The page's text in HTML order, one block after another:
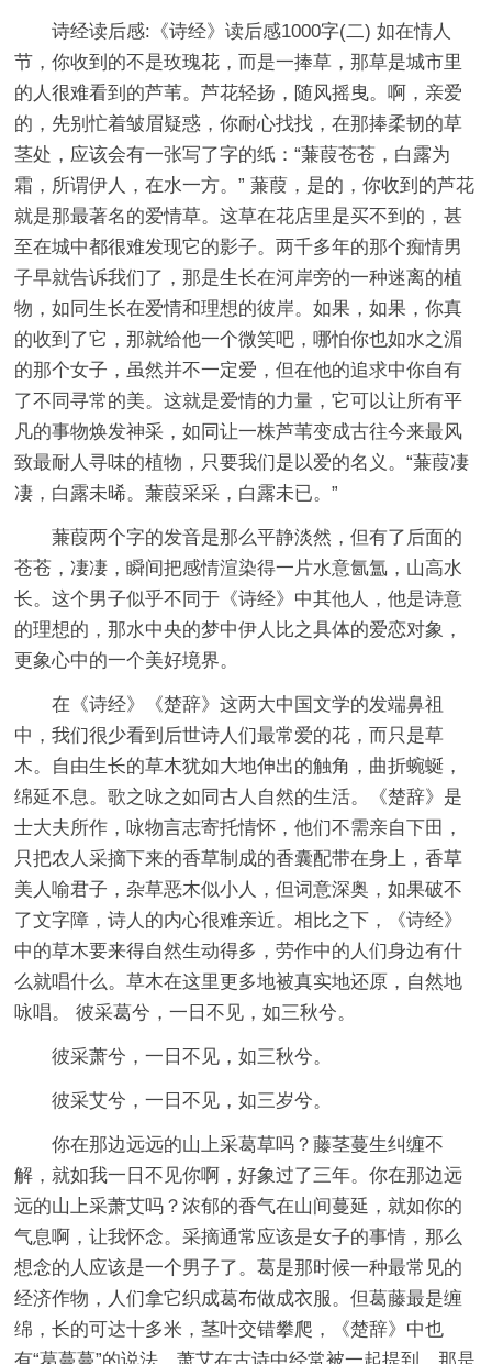
诗经读后感:《诗经》读后感1000字(二) 如在情人
节，你收到的不是玫瑰花，而是一捧草，那草是城市里
的人很难看到的芦苇。芦花轻扬，随风摇曳。啊，亲爱
的，先别忙着皱眉疑惑，你耐心找找，在那捧柔韧的草
茎处，应该会有一张写了字的纸：“蒹葭苍苍，白露为
霜，所谓伊人，在水一方。” 蒹葭，是的，你收到的芦花
就是那最著名的爱情草。这草在花店里是买不到的，甚
至在城中都很难发现它的影子。两千多年的那个痴情男
子早就告诉我们了，那是生长在河岸旁的一种迷离的植
物，如同生长在爱情和理想的彼岸。如果，如果，你真
的收到了它，那就给他一个微笑吧，哪怕你也如水之湄
的那个女子，虽然并不一定爱，但在他的追求中你自有
了不同寻常的美。这就是爱情的力量，它可以让所有平
凡的事物焕发神采，如同让一株芦苇变成古往今来最风
致最耐人寻味的植物，只要我们是以爱的名义。“蒹葭凄
凄，白露未晞。蒹葭采采，白露未已。”
蒹葭两个字的发音是那么平静淡然，但有了后面的
苍苍，凄凄，瞬间把感情渲染得一片水意氤氲，山高水
长。这个男子似乎不同于《诗经》中其他人，他是诗意
的理想的，那水中央的梦中伊人比之具体的爱恋对象，
更象心中的一个美好境界。
在《诗经》《楚辞》这两大中国文学的发端鼻祖
中，我们很少看到后世诗人们最常爱的花，而只是草
木。自由生长的草木犹如大地伸出的触角，曲折蜿蜒，
绵延不息。歌之咏之如同古人自然的生活。《楚辞》是
士大夫所作，咏物言志寄托情怀，他们不需亲自下田，
只把农人采摘下来的香草制成的香囊配带在身上，香草
美人喻君子，杂草恶木似小人，但词意深奥，如果破不
了文字障，诗人的内心很难亲近。相比之下，《诗经》
中的草木要来得自然生动得多，劳作中的人们身边有什
么就唱什么。草木在这里更多地被真实地还原，自然地
咏唱。 彼采葛兮，一日不见，如三秋兮。
彼采萧兮，一日不见，如三秋兮。
彼采艾兮，一日不见，如三岁兮。
你在那边远远的山上采葛草吗？藤茎蔓生纠缠不
解，就如我一日不见你啊，好象过了三年。你在那边远
远的山上采萧艾吗？浓郁的香气在山间蔓延，就如你的
气息啊，让我怀念。采摘通常应该是女子的事情，那么
想念的人应该是一个男子了。葛是那时候一种最常见的
经济作物，人们拿它织成葛布做成衣服。但葛藤最是缠
绵，长的可达十多米，茎叶交错攀爬，《楚辞》中也